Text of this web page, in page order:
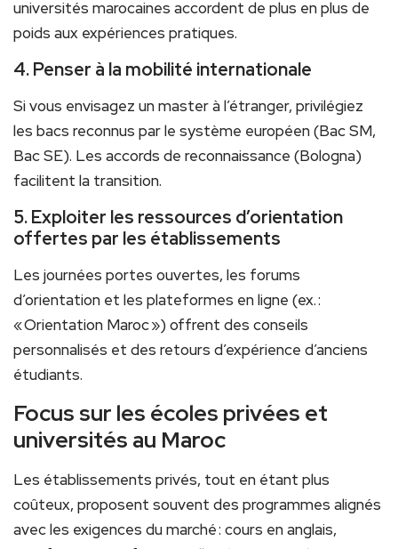
universités marocaines accordent de plus en plus de
poids aux expériences pratiques.
4. Penser à la mobilité internationale
Si vous envisagez un master à l’étranger, privilégiez
les bacs reconnus par le système européen (Bac SM,
Bac SE). Les accords de reconnaissance (Bologna)
facilitent la transition.
5. Exploiter les ressources d’orientation
offertes par les établissements
Les journées portes ouvertes, les forums
d’orientation et les plateformes en ligne (ex. :
« Orientation Maroc ») offrent des conseils
personnalisés et des retours d’expérience d’anciens
étudiants.
Focus sur les écoles privées et
universités au Maroc
Les établissements privés, tout en étant plus
coûteux, proposent souvent des programmes alignés
avec les exigences du marché : cours en anglais,